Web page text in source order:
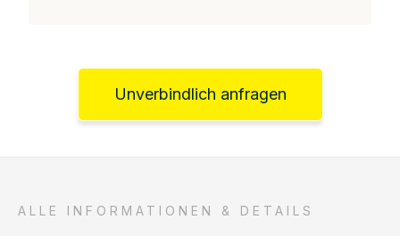
Unverbindlich anfragen
ALLE INFORMATIONEN & DETAILS